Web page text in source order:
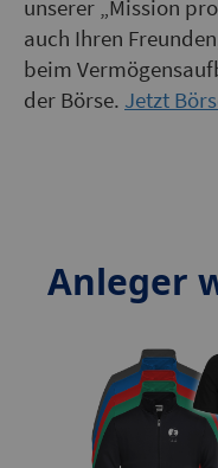
unserer „Mission
auch Ihren
beim
der Börse. Jetzt
Anleger